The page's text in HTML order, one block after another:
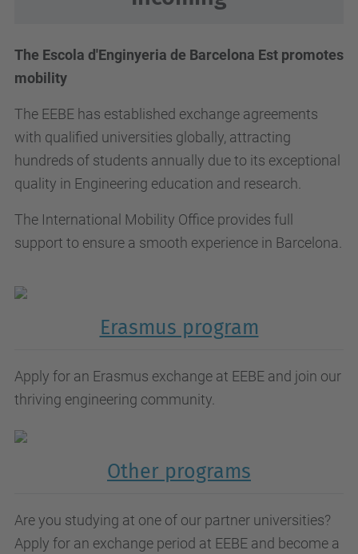
The Escola d'Enginyeria de Barcelona Est promotes
mobility
The EEBE has established exchange agreements
with qualified universities globally, attracting
hundreds of students annually due to its exceptional
quality in Engineering education and research.
The International Mobility Office provides full
support to ensure a smooth experience in Barcelona.
Erasmus program
Apply for an Erasmus exchange at EEBE and join our
thriving engineering community.
Other programs
Are you studying at one of our partner universities?
Apply for an exchange period at EEBE and become a